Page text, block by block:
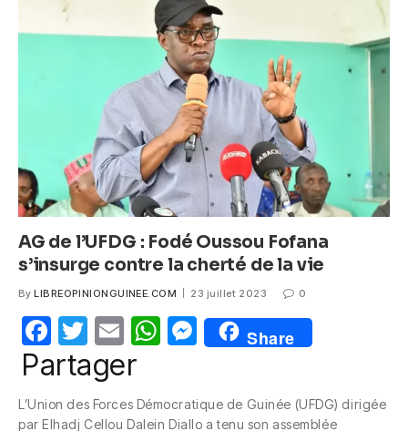
b
o
A
p
p
n
g
er
AG de l’UFDG : Fodé Oussou Fofana
s’insurge contre la cherté de la vie
By LIBREOPINIONGUINEE.COM 23 juillet 2023 0
F
a
e
T
w
itt
er
E
m
W
s
M
e
e
Share
Partager
L’Union des Forces Démocratique de Guinée (UFDG) dirigée
par Elhadj Cellou Dalein Diallo a tenu son assemblée